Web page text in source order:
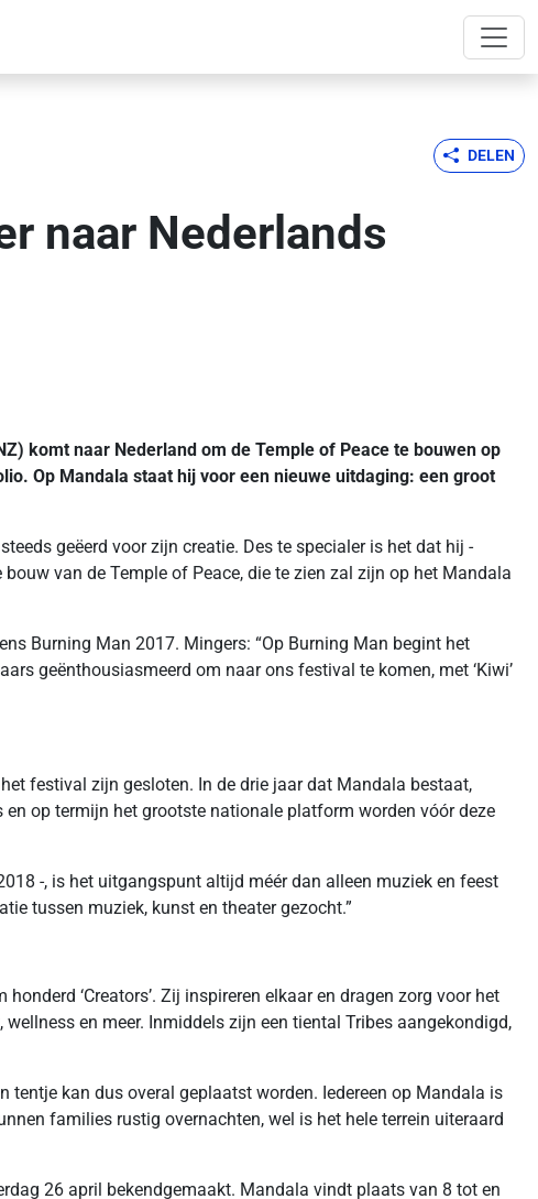
DELEN
naar Nederlands
komt naar Nederland om de Temple of Peace te bouwen op
Op Mandala staat hij voor een nieuwe uitdaging: een groot
geëerd voor zijn creatie. Des te specialer is het dat hij -
van de Temple of Peace, die te zien zal zijn op het Mandala
Burning Man 2017. Mingers: “Op Burning Man begint het
geënthousiasmeerd om naar ons festival te komen, met ‘Kiwi’
festival zijn gesloten. In de drie jaar dat Mandala bestaat,
op termijn het grootste nationale platform worden vóór deze
-, is het uitgangspunt altijd méér dan alleen muziek en feest
tussen muziek, kunst en theater gezocht.”
‘Creators’. Zij inspireren elkaar en dragen zorg voor het
en meer. Inmiddels zijn een tiental Tribes aangekondigd,
tentje kan dus overal geplaatst worden. Iedereen op Mandala is
families rustig overnachten, wel is het hele terrein uiteraard
26 april bekendgemaakt. Mandala vindt plaats van 8 tot en